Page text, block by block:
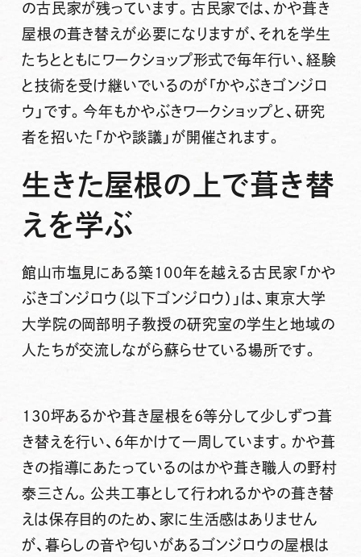
の古民家が残っています。古民家では、かや葺き
屋根の葺き替えが必要になりますが、それを学生
たちとともにワークショップ形式で毎年行い、経験
と技術を受け継いでいるのが「かやぶきゴンジロ
ウ」です。今年もかやぶきワークショップと、研究
者を招いた「かや談議」が開催されます。
生きた屋根の上で葺き替
えを学ぶ
館山市塩見にある築100年を越える古民家「かや
ぶきゴンジロウ（以下ゴンジロウ）」は、東京大学
大学院の岡部明子教授の研究室の学生と地域の
人たちが交流しながら蘇らせている場所です。
130坪あるかや葺き屋根を6等分して少しずつ葺
き替えを行い、6年かけて一周しています。かや葺
きの指導にあたっているのはかや葺き職人の野村
泰三さん。公共工事として行われるかやの葺き替
えは保存目的のため、家に生活感はありません
が、暮らしの音や匂いがあるゴンジロウの屋根は